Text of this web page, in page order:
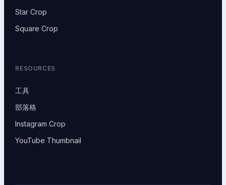
Star Crop
Square Crop
RESOURCES
工具
部落格
Instagram Crop
YouTube Thumbnail